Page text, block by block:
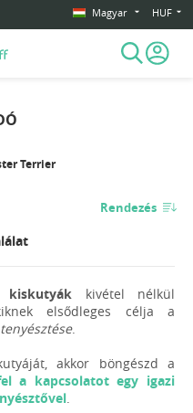
Magyar HUF
Terrier
Rendezés
kiskutyák kivétel nélkül
elsődleges célja a
.
akkor böngészd a
a kapcsolatot egy igazi
.